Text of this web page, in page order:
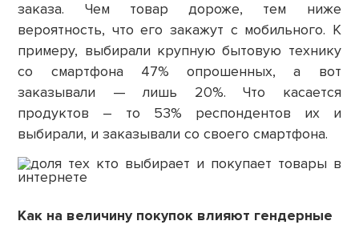
заказа. Чем товар дороже, тем ниже
вероятность, что его закажут с мобильного. К
примеру, выбирали крупную бытовую технику
со смартфона 47% опрошенных, а вот
заказывали — лишь 20%. Что касается
продуктов – то 53% респондентов их и
выбирали, и заказывали со своего смартфона.
Как на величину покупок влияют гендерные